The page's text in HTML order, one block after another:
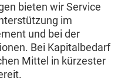
bieten wir Service
im
und bei der
Bei Kapitalbedarf
Mittel in kürzester